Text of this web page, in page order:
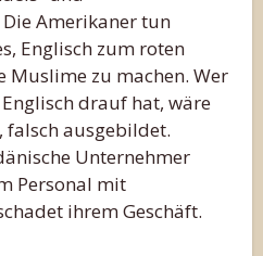
Amerikaner tun
Englisch zum roten
zu machen. Wer
drauf hat, wäre
ausgebildet.
Unternehmer
Personal mit
ihrem Geschäft.